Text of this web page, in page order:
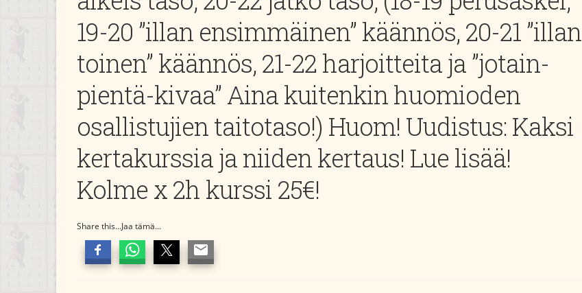
19-20 ”illan ensimmäinen” käännös, 20-21 ”illan
toinen” käännös, 21-22 harjoitteita ja ”jotain-
pientä-kivaa” Aina kuitenkin huomioden
osallistujien taitotaso!) Huom! Uudistus: Kaksi
kertakurssia ja niiden kertaus! Lue lisää!
Kolme x 2h kurssi 25€!
Share this...Jaa tämä...